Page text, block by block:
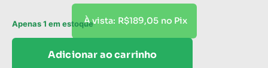
À vista: R$189,05 no Pix
Apenas 1 em estoque
Adicionar ao carrinho